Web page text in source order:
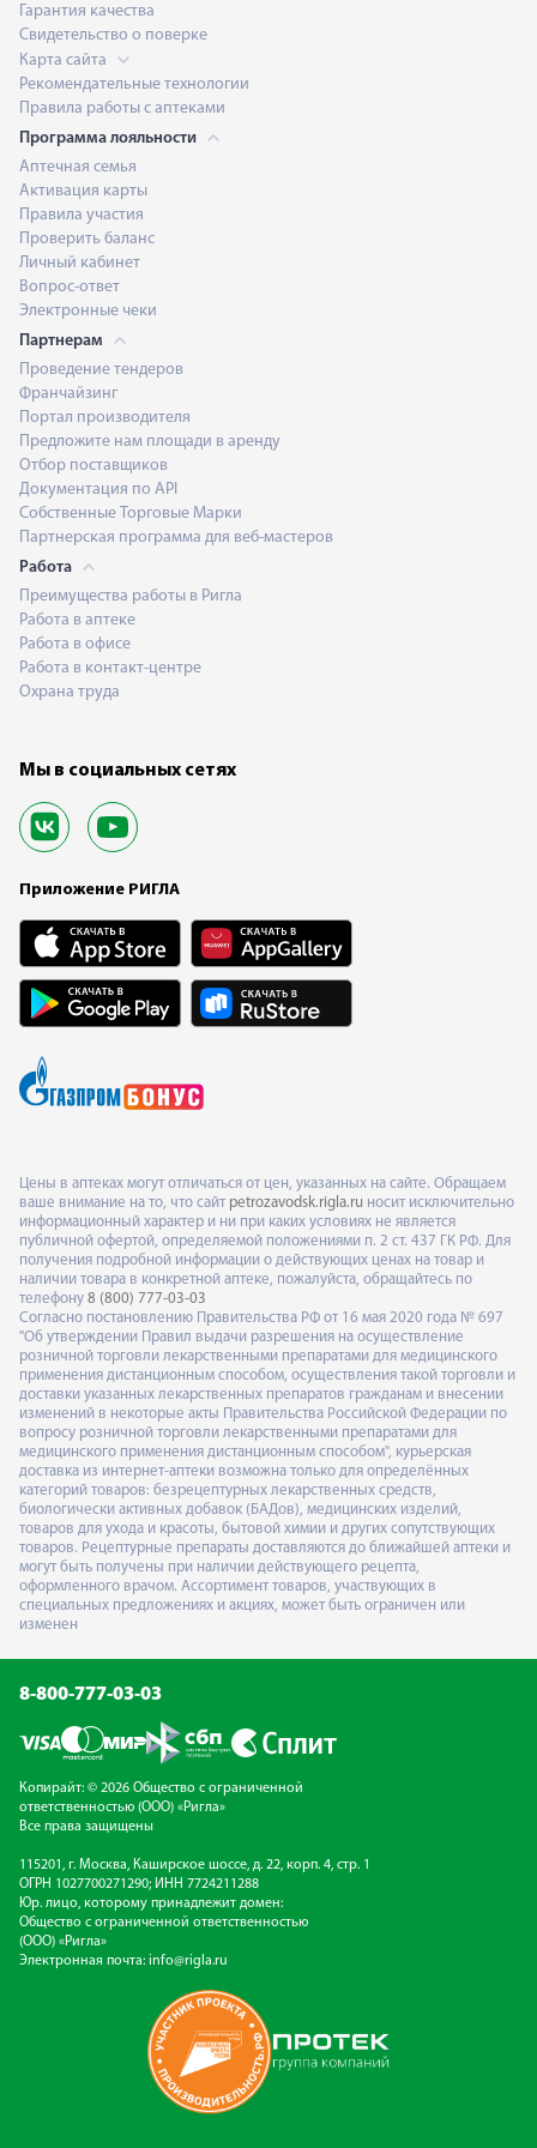
Гарантия качества
Свидетельство о поверке
Карта сайта
Рекомендательные технологии
Правила работы с аптеками
Программа лояльности
Аптечная семья
Активация карты
Правила участия
Проверить баланс
Личный кабинет
Вопрос-ответ
Электронные чеки
Партнерам
Проведение тендеров
Франчайзинг
Портал производителя
Предложите нам площади в аренду
Отбор поставщиков
Документация по API
Собственные Торговые Марки
Партнерская программа для веб-мастеров
Работа
Преимущества работы в Ригла
Работа в аптеке
Работа в офисе
Работа в контакт-центре
Охрана труда
Мы в социальных сетях
Приложение РИГЛА
Цены в аптеках могут отличаться от цен, указанных на сайте. Обращаем
ваше внимание на то, что сайт petrozavodsk.rigla.ru носит исключительно
информационный характер и ни при каких условиях не является
публичной офертой, определяемой положениями п. 2 ст. 437 ГК РФ. Для
получения подробной информации о действующих ценах на товар и
наличии товара в конкретной аптеке, пожалуйста, обращайтесь по
телефону 8 (800) 777-03-03
Согласно постановлению Правительства РФ от 16 мая 2020 года № 697
"Об утверждении Правил выдачи разрешения на осуществление
розничной торговли лекарственными препаратами для медицинского
применения дистанционным способом, осуществления такой торговли и
доставки указанных лекарственных препаратов гражданам и внесении
изменений в некоторые акты Правительства Российской Федерации по
вопросу розничной торговли лекарственными препаратами для
медицинского применения дистанционным способом", курьерская
доставка из интернет-аптеки возможна только для определённых
категорий товаров: безрецептурных лекарственных средств,
биологически активных добавок (БАДов), медицинских изделий,
товаров для ухода и красоты, бытовой химии и других сопутствующих
товаров. Рецептурные препараты доставляются до ближайшей аптеки и
могут быть получены при наличии действующего рецепта,
оформленного врачом. Ассортимент товаров, участвующих в
специальных предложениях и акциях, может быть ограничен или
изменен
8-800-777-03-03
Копирайт: © 2026 Общество с ограниченной
ответственностью (ООО) «Ригла»
Все права защищены
115201, г. Москва, Каширское шоссе, д. 22, корп. 4, стр. 1
ОГРН 1027700271290; ИНН 7724211288
Юр. лицо, которому принадлежит домен:
Общество с ограниченной ответственностью
(ООО) «Ригла»
Электронная почта: info@rigla.ru